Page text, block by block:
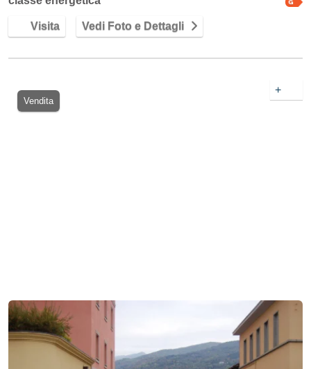
Visita Vedi Foto e Dettagli
Vendita
+